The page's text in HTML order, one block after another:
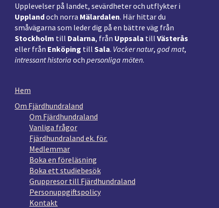
Upplevelser på landet, sevärdheter och utflykter i
Upplandoch norra Mälardalen. Här hittar du
småvägarna som leder dig på en bättre väg från
Stockholm till Dalarna, från Uppsala till Västerås
eller från Enköping till Sala. Vacker natur, god mat,
intressant historia och personliga möten.
Hem
Om Fjärdhundraland
Om Fjärdhundraland
Vanliga frågor
Fjärdhundraland ek. för.
Medlemmar
Boka en föreläsning
Boka ett studiebesök
Gruppresor till Fjärdhundraland
Personuppgiftspolicy
Kontakt